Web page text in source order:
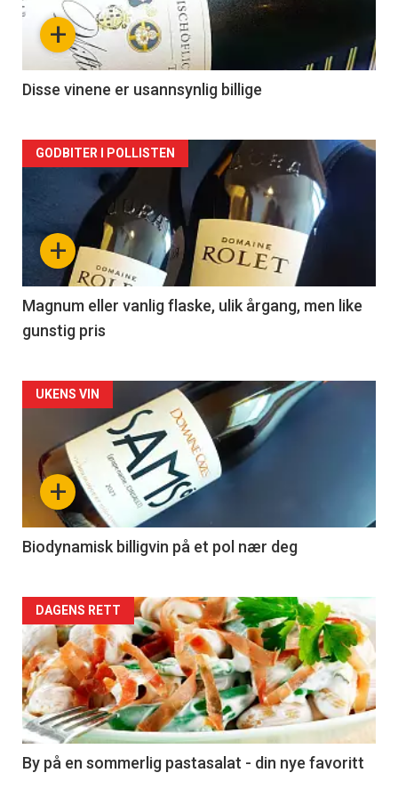
nå
2
+
Disse vinene er usannsynlig billige
Forsiden
akkurat
nå
3
+
GODBITER I POLLISTEN
Magnum eller vanlig flaske, ulik årgang, men like
gunstig pris
Forsiden
akkurat
nå
4
+
UKENS VIN
Biodynamisk billigvin på et pol nær deg
Forsiden
akkurat
nå
-
5
DAGENS RETT
By på en sommerlig pastasalat - din nye favoritt